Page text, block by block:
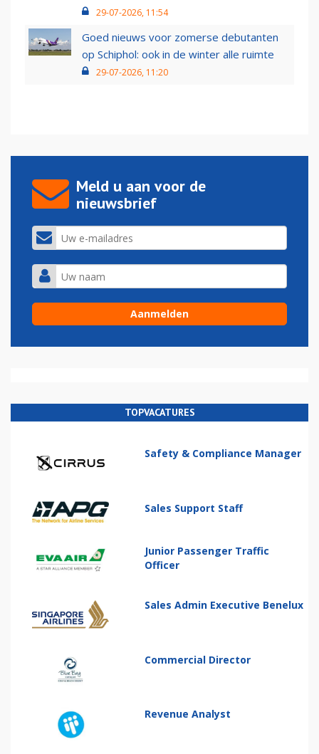
29-07-2026, 11:54
Goed nieuws voor zomerse debutanten
op Schiphol: ook in de winter alle ruimte
29-07-2026, 11:20
Meld u aan voor de
nieuwsbrief
TOPVACATURES
Safety & Compliance Manager
Sales Support Staff
Junior Passenger Traffic
Officer
Sales Admin Executive Benelux
Commercial Director
Revenue Analyst